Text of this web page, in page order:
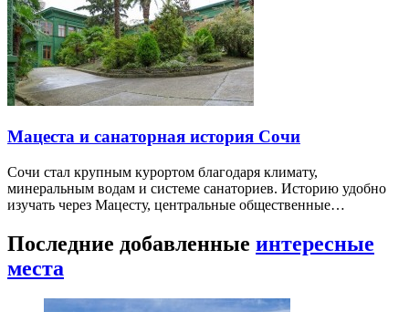
Мацеста и санаторная история Сочи
Сочи стал крупным курортом благодаря климату,
минеральным водам и системе санаториев. Историю удобно
изучать через Мацесту, центральные общественные…
Последние добавленные интересные
места